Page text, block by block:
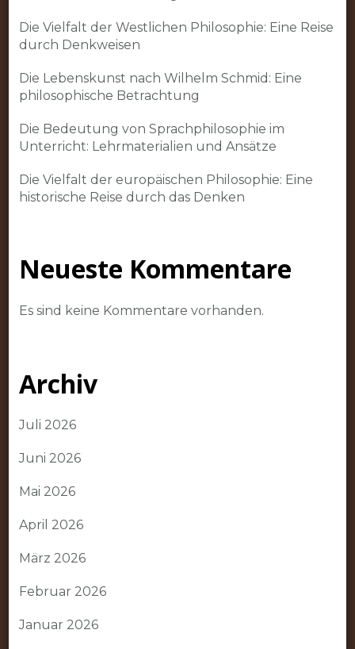
Die Vielfalt der Westlichen Philosophie: Eine Reise
durch Denkweisen
Die Lebenskunst nach Wilhelm Schmid: Eine
philosophische Betrachtung
Die Bedeutung von Sprachphilosophie im
Unterricht: Lehrmaterialien und Ansätze
Die Vielfalt der europäischen Philosophie: Eine
historische Reise durch das Denken
Neueste Kommentare
Es sind keine Kommentare vorhanden.
Archiv
Juli 2026
Juni 2026
Mai 2026
April 2026
März 2026
Februar 2026
Januar 2026